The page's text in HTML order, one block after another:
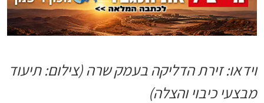
וידאו: זירת הדליקה בעמק שרה (צילום: תיעוד
מבצעי כיבוי והצלה)